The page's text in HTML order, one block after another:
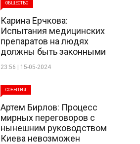
ОБЩЕСТВО
Карина Ерчкова:
Испытания медицинских
препаратов на людях
должны быть законными
23:56 | 15-05-2024
СОБЫТИЯ
Артем Бирлов: Процесс
мирных переговоров с
нынешним руководством
Киева невозможен